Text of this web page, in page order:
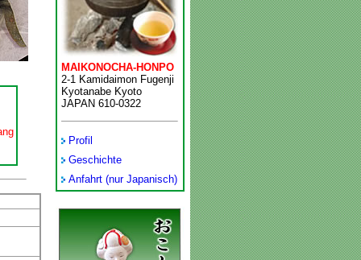
MAIKONOCHA-HONPO
2-1 Kamidaimon Fugenji
Kyotanabe Kyoto
JAPAN 610-0322
Profil
Geschichte
Anfahrt (nur Japanisch)